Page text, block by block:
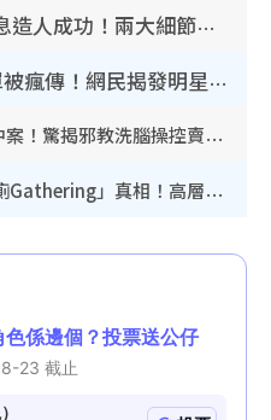
湯洛雯傳終於有好消息造人成功！兩大細節曝孕味極濃惹猜測：大肚婆先會咁！
8大最冇禮貌藝人名單被瘋傳！網民揭發明星真面目 一致數臭呢位係無品天花板？
銀行高層「沉船」爆案中案！驚揭邪教洗腦操控賣淫被吞600萬 幕後黑手講多錯多
林芊妤親解12年前「殘廁Gathering」真相！高層解約一句話重創尊嚴至今拒返TVB